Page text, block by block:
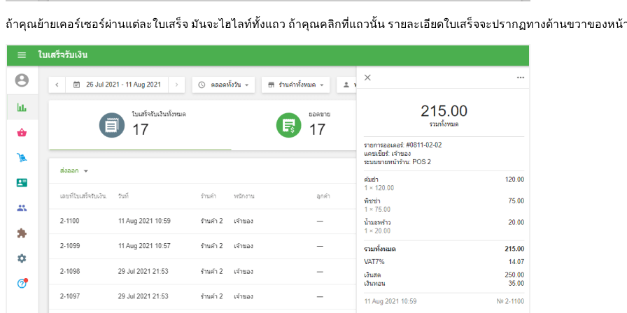
ถ้าคุณย้ายเคอร์เซอร์ผ่านแต่ละใบเสร็จ มันจะไฮไลท์ทั้งแถว ถ้าคุณคลิกที่แถวนั้น รายละเอียดใบเสร็จจะปรากฏทางด้านขวาของหน้